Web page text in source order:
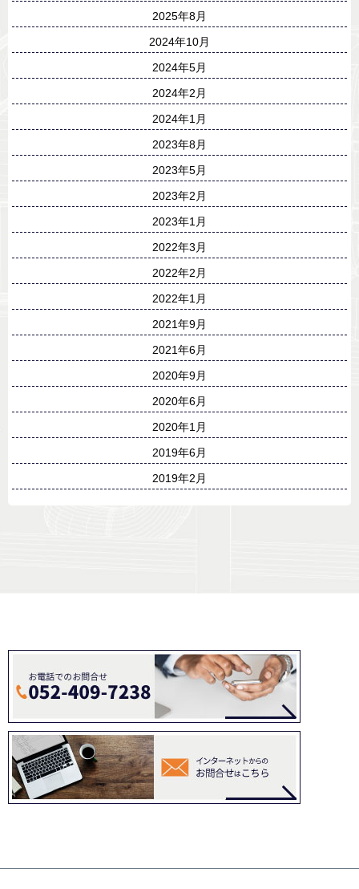
2025年8月
2024年10月
2024年5月
2024年2月
2024年1月
2023年8月
2023年5月
2023年2月
2023年1月
2022年3月
2022年2月
2022年1月
2021年9月
2021年6月
2020年9月
2020年6月
2020年1月
2019年6月
2019年2月